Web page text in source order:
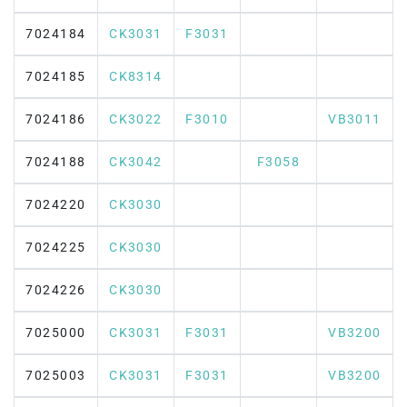
7024184 CK3031 F3031
7024185 CK8314
7024186 CK3022 F3010 VB3011
7024188 CK3042 F3058
7024220 CK3030
7024225 CK3030
7024226 CK3030
7025000 CK3031 F3031 VB3200
7025003 CK3031 F3031 VB3200